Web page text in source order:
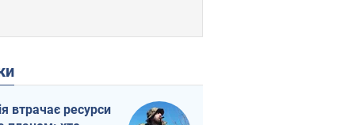
втрачає ресурси